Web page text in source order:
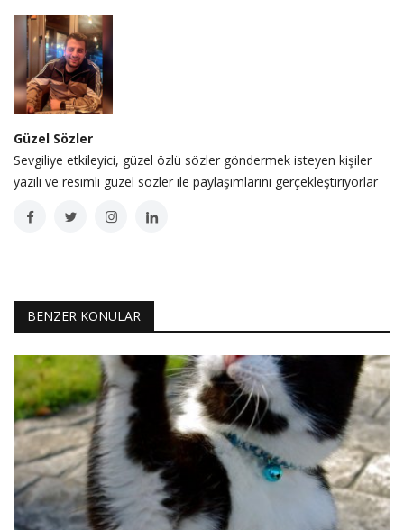
Güzel Sözler
Sevgiliye etkileyici, güzel özlü sözler göndermek isteyen kişiler
yazılı ve resimli güzel sözler ile paylaşımlarını gerçekleştiriyorlar
BENZER KONULAR